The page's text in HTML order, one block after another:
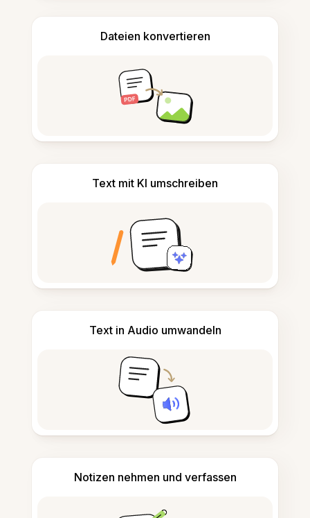
Dateien konvertieren
Text mit KI umschreiben
Text in Audio umwandeln
Notizen nehmen und verfassen